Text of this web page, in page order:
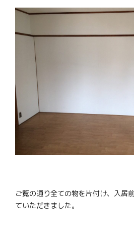
ご覧の通り全ての物を片付け、入居
ていただきました。